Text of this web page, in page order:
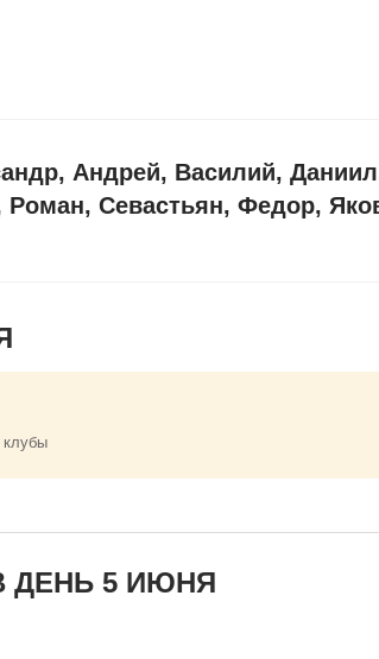
Андрей, Василий,
Роман, Севастьян, Федор,
клубы
ДЕНЬ 5 ИЮНЯ